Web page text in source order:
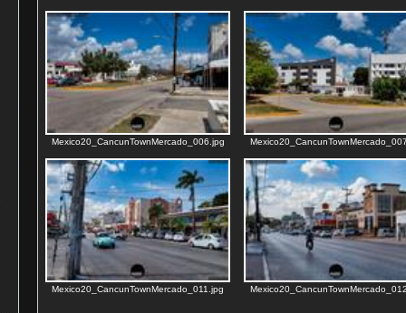
Mexico20_CancunTownMercado_006.jpg
Mexico20_CancunTownMercado_011.jpg